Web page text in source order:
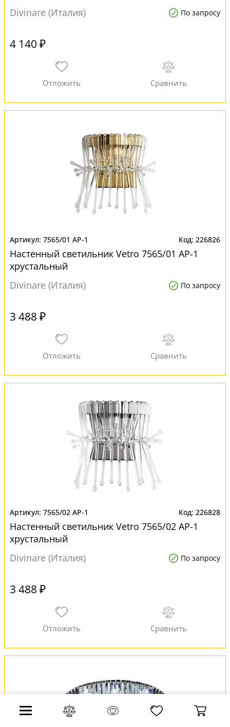
Divinare (Италия)
По запросу
4 140 ₽
7565/01 AP-1 226826
Настенный светильник Vetro 7565/01 AP-1
хрустальный
Divinare (Италия)
По запросу
3 488 ₽
7565/02 AP-1 226828
Настенный светильник Vetro 7565/02 AP-1
хрустальный
Divinare (Италия)
По запросу
3 488 ₽